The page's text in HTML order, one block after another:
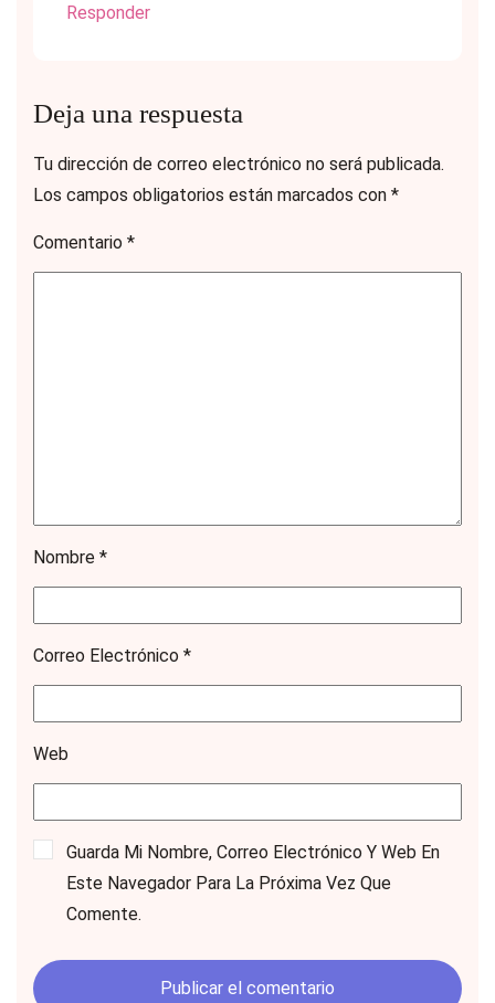
Responder
Deja una respuesta
Tu dirección de correo electrónico no será publicada.
Los campos obligatorios están marcados con *
Comentario *
Nombre *
Correo Electrónico *
Web
Guarda Mi Nombre, Correo Electrónico Y Web En
Este Navegador Para La Próxima Vez Que
Comente.